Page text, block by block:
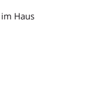
Haus